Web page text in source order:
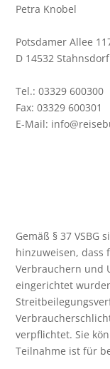
Petra Knobel
Potsdamer Allee
D 14532 Stahnsdorf
Tel.: 03329 600300
Fax: 03329 600301
E-Mail:
Gemäß § 37
hinzuweisen, dass
Verbrauchern und
eingerichtet
verpflichtet. Sie
Teilnahme ist für